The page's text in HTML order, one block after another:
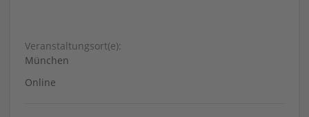
Veranstaltungsort(e):
München
Online